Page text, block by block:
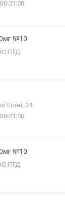
21:00
№10
ЛТД
Сотні, 24
21:00
№10
ЛТД